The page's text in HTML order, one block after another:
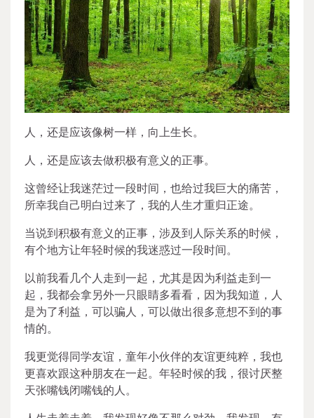
人，还是应该像树一样，向上生长。
人，还是应该去做积极有意义的正事。
这曾经让我迷茫过一段时间，也给过我巨大的痛苦，
所幸我自己明白过来了，我的人生才重归正途。
当说到积极有意义的正事，涉及到人际关系的时候，
有个地方让年轻时候的我迷惑过一段时间。
以前我看几个人走到一起，尤其是因为利益走到一
起，我都会拿另外一只眼睛多看看，因为我知道，人
是为了利益，可以骗人，可以做出很多意想不到的事
情的。
我更觉得同学友谊，童年小伙伴的友谊更纯粹，我也
更喜欢跟这种朋友在一起。年轻时候的我，很讨厌整
天张嘴钱闭嘴钱的人。